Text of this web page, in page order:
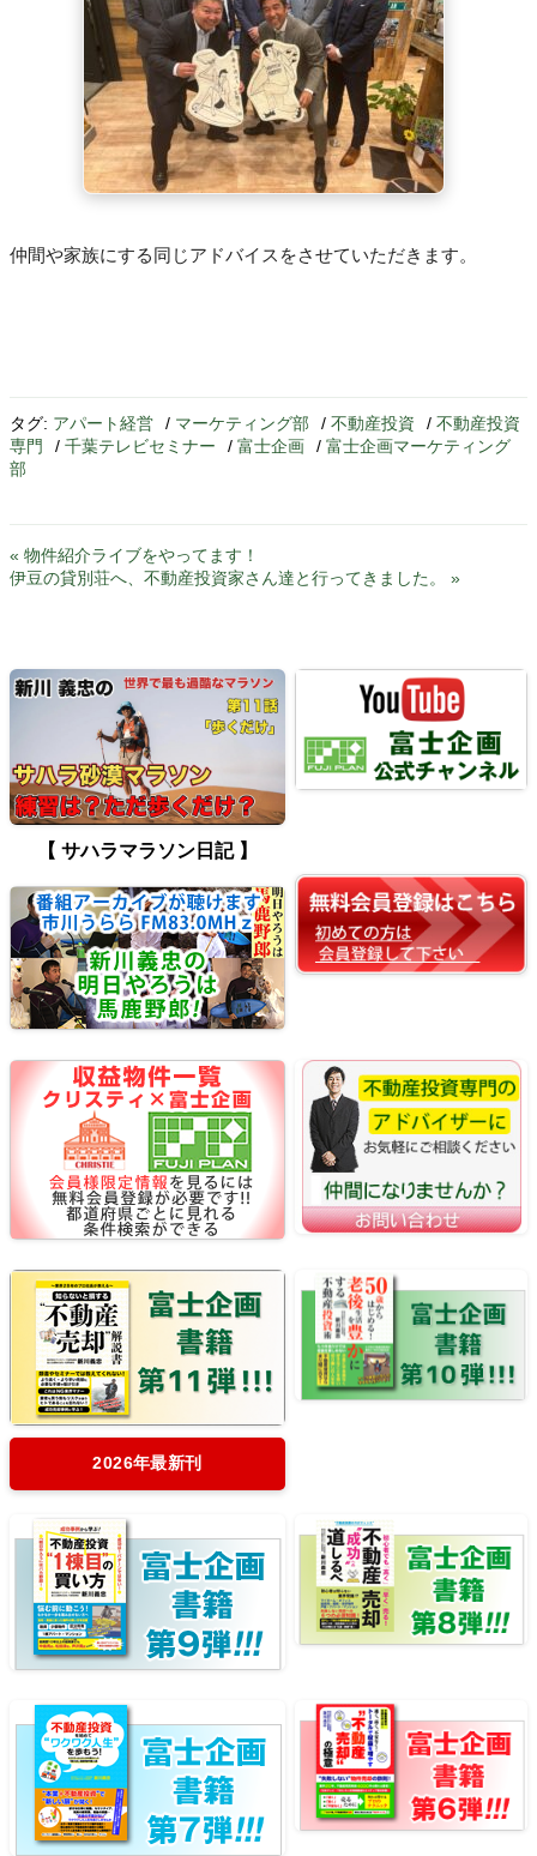
仲間や家族にする同じアドバイスをさせていただきます。
タグ: アパート経営 / マーケティング部 / 不動産投資 / 不動産投資
専門
/ 千葉テレビセミナー / 富士企画 / 富士企画マーケティング
部
« 物件紹介ライブをやってます！
伊豆の貸別荘へ、不動産投資家さん達と行ってきました。 »
【 サハラマラソン日記 】
2026年最新刊